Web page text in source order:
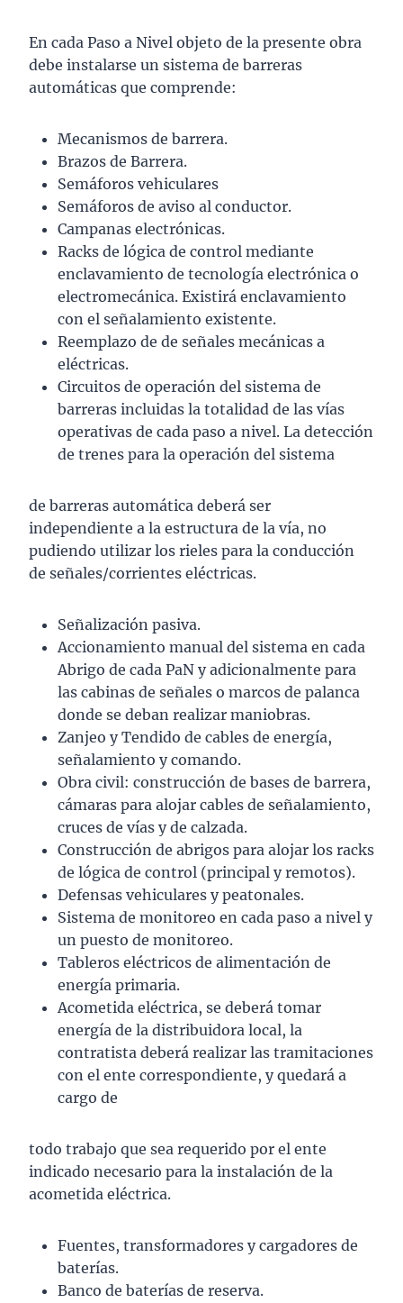
En cada Paso a Nivel objeto de la presente obra
debe instalarse un sistema de barreras
automáticas que comprende:
Mecanismos de barrera.
Brazos de Barrera.
Semáforos vehiculares
Semáforos de aviso al conductor.
Campanas electrónicas.
Racks de lógica de control mediante
enclavamiento de tecnología electrónica o
electromecánica. Existirá enclavamiento
con el señalamiento existente.
Reemplazo de de señales mecánicas a
eléctricas.
Circuitos de operación del sistema de
barreras incluidas la totalidad de las vías
operativas de cada paso a nivel. La detección
de trenes para la operación del sistema
de barreras automática deberá ser
independiente a la estructura de la vía, no
pudiendo utilizar los rieles para la conducción
de señales/corrientes eléctricas.
Señalización pasiva.
Accionamiento manual del sistema en cada
Abrigo de cada PaN y adicionalmente para
las cabinas de señales o marcos de palanca
donde se deban realizar maniobras.
Zanjeo y Tendido de cables de energía,
señalamiento y comando.
Obra civil: construcción de bases de barrera,
cámaras para alojar cables de señalamiento,
cruces de vías y de calzada.
Construcción de abrigos para alojar los racks
de lógica de control (principal y remotos).
Defensas vehiculares y peatonales.
Sistema de monitoreo en cada paso a nivel y
un puesto de monitoreo.
Tableros eléctricos de alimentación de
energía primaria.
Acometida eléctrica, se deberá tomar
energía de la distribuidora local, la
contratista deberá realizar las tramitaciones
con el ente correspondiente, y quedará a
cargo de
todo trabajo que sea requerido por el ente
indicado necesario para la instalación de la
acometida eléctrica.
Fuentes, transformadores y cargadores de
baterías.
Banco de baterías de reserva.